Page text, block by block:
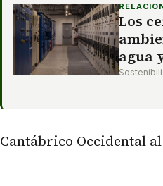
Los
agua
Cantábrico Occidental al